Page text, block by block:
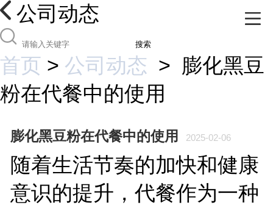
公司动态
搜索
首页 > 公司动态 > 膨化黑豆
粉在代餐中的使用
膨化黑豆粉在代餐中的使用 2025-02-06
随着生活节奏的加快和健康
意识的提升，代餐作为一种